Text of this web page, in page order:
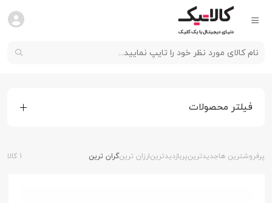
فیلتر محصولات
پرفروشترین هاجدیدترینپربازدیدترینارزان ترینگران ترین 1 کالا